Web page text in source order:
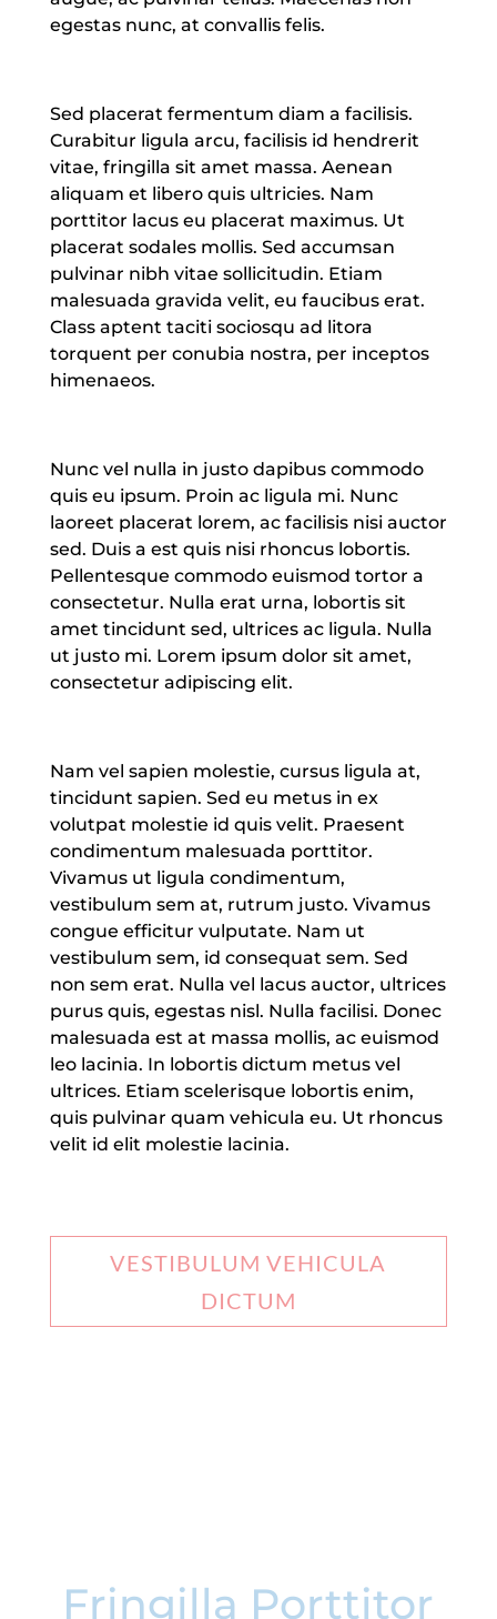
egestas nunc, at convallis felis.
Sed placerat fermentum diam a facilisis.
Curabitur ligula arcu, facilisis id hendrerit
vitae, fringilla sit amet massa. Aenean
aliquam et libero quis ultricies. Nam
porttitor lacus eu placerat maximus. Ut
placerat sodales mollis. Sed accumsan
pulvinar nibh vitae sollicitudin. Etiam
malesuada gravida velit, eu faucibus erat.
Class aptent taciti sociosqu ad litora
torquent per conubia nostra, per inceptos
himenaeos.
Nunc vel nulla in justo dapibus commodo
quis eu ipsum. Proin ac ligula mi. Nunc
laoreet placerat lorem, ac facilisis nisi auctor
sed. Duis a est quis nisi rhoncus lobortis.
Pellentesque commodo euismod tortor a
consectetur. Nulla erat urna, lobortis sit
amet tincidunt sed, ultrices ac ligula. Nulla
ut justo mi. Lorem ipsum dolor sit amet,
consectetur adipiscing elit.
Nam vel sapien molestie, cursus ligula at,
tincidunt sapien. Sed eu metus in ex
volutpat molestie id quis velit. Praesent
condimentum malesuada porttitor.
Vivamus ut ligula condimentum,
vestibulum sem at, rutrum justo. Vivamus
congue efficitur vulputate. Nam ut
vestibulum sem, id consequat sem. Sed
non sem erat. Nulla vel lacus auctor, ultrices
purus quis, egestas nisl. Nulla facilisi. Donec
malesuada est at massa mollis, ac euismod
leo lacinia. In lobortis dictum metus vel
ultrices. Etiam scelerisque lobortis enim,
quis pulvinar quam vehicula eu. Ut rhoncus
velit id elit molestie lacinia.
VESTIBULUM VEHICULA
DICTUM
Fringilla Porttitor